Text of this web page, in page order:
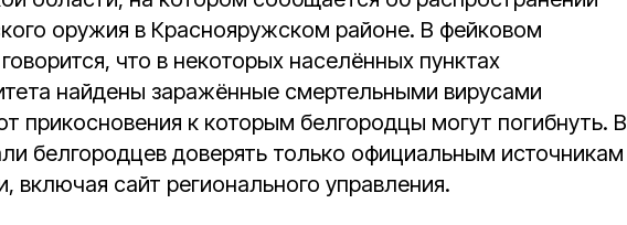
оружия в Краснояружском районе. В фейковом
что в некоторых населённых пунктах
найдены заражённые смертельными вирусами
прикосновения к которым белгородцы могут погибнуть. В
белгородцев доверять только официальным источникам
включая сайт регионального управления.